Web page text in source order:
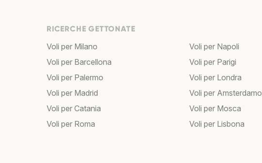
RICERCHE GETTONATE
Voli per Milano
Voli per Barcellona
Voli per Palermo
Voli per Madrid
Voli per Catania
Voli per Roma
Voli per Napoli
Voli per Parigi
Voli per Londra
Voli per Amsterdamo
Voli per Mosca
Voli per Lisbona